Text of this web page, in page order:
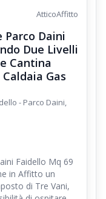
AtticoAffitto
Daini
Due Livelli
Cantina
Gas
- Parco Daini,
Faidello Mq 69
in Affitto un
di Tre Vani,